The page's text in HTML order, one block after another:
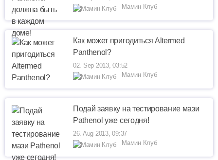
Мамин Клуб
Как может пригодиться Altermed
Panthenol?
02. Sep 2013, 03:52
Мамин Клуб
Подай заявку на тестирование мази
Pathenol уже сегодня!
26. Aug 2013, 09:37
Мамин Клуб